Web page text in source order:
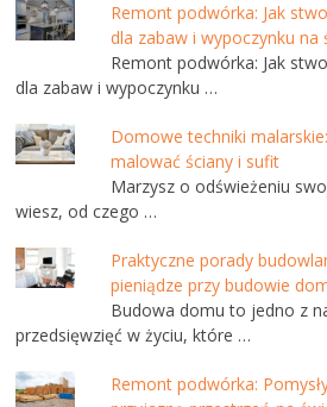
Remont podwórka: Jak
dla zabaw i wypoczynku
Remont podwórka: Jak
dla zabaw i wypoczynku …
Domowe techniki
malować ściany i sufit
Marzysz o odświeżeniu
wiesz, od czego …
Praktyczne porady
pieniądze przy budowie
Budowa domu to jedno z
przedsięwzięć w życiu, które …
Remont podwórka: